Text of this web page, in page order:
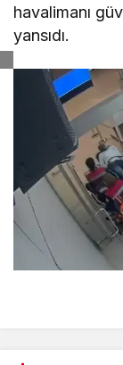
havalimanı
yansıdı.